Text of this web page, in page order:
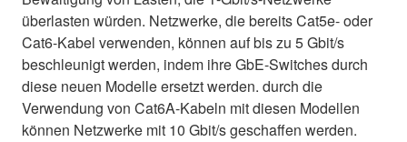
überlasten würden. Netzwerke, die bereits Cat5e- oder
Cat6-Kabel verwenden, können auf bis zu 5 Gbit/s
beschleunigt werden, indem ihre GbE-Switches durch
diese neuen Modelle ersetzt werden. durch die
Verwendung von Cat6A-Kabeln mit diesen Modellen
können Netzwerke mit 10 Gbit/s geschaffen werden.